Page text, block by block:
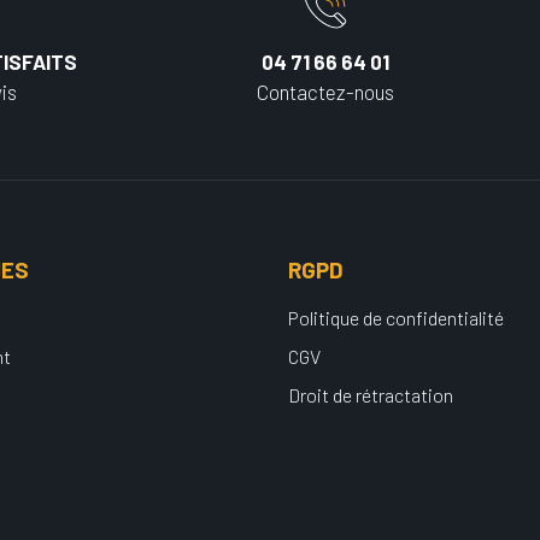
04 71 66 64 01
Contactez-nous
RGPD
Politique de confidentialité
CGV
Droit de rétractation